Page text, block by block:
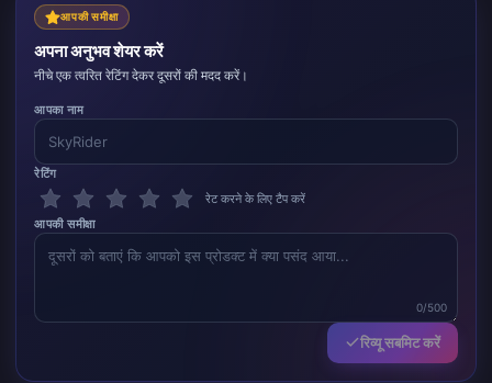
आपकी समीक्षा
अपना अनुभव शेयर करें
नीचे एक त्वरित रेटिंग देकर दूसरों की मदद करें।
आपका नाम
रेटिंग
रेट करने के लिए टैप करें
आपकी समीक्षा
0/500
रिव्यू सबमिट करें